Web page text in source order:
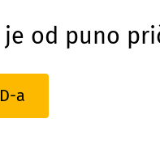
od puno
a